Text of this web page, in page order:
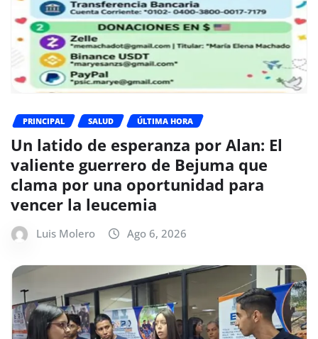
PRINCIPAL SALUD ÚLTIMA HORA
Un latido de esperanza por Alan: El
valiente guerrero de Bejuma que
clama por una oportunidad para
vencer la leucemia
Luis Molero Ago 6, 2026